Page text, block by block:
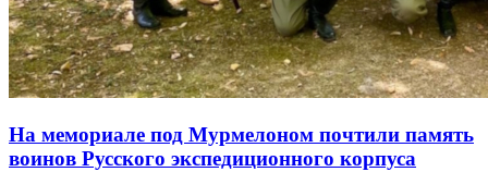
На мемориале под Мурмелоном почтили память
воинов Русского экспедиционного корпуса